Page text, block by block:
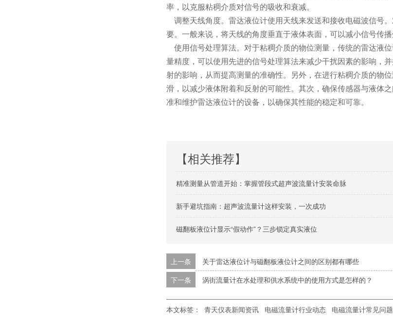
率，以克服粘稠介质对信号的吸收和衰减。
调整天线角度。雷达液位计使用天线来发送和接收电磁波信号
要。一般来说，将天线的角度垂直于液体表面，可以减小信号传
使用信号处理算法。对于粘稠介质的物位测量，传统的雷达液
量精度，可以使用先进的信号处理算法来减少干扰因素的影响，
射的影响，从而提高测量的准确性。另外，在进行粘稠介质的物
滑，以减少液体附着和反射的可能性。其次，确保传感器与液体
准和维护雷达液位计的设备，以确保其性能的稳定和可靠。
【相关推荐】
精准测量从管道开始：掌握管段式超声波流量计安装命脉
新手避坑指南：超声波流量计这样安装，一次成功
磁翻板液位计显示“假动作”？三步锁定真实液位
上一条
关于雷达液位计与磁翻板液位计之间的区别都有哪些
下一条 涡街流量计在水处理和供水系统中的使用方式是怎样的？
本文标签： 青天仪表新闻资讯 电磁流量计行业动态 电磁流量计常见问题